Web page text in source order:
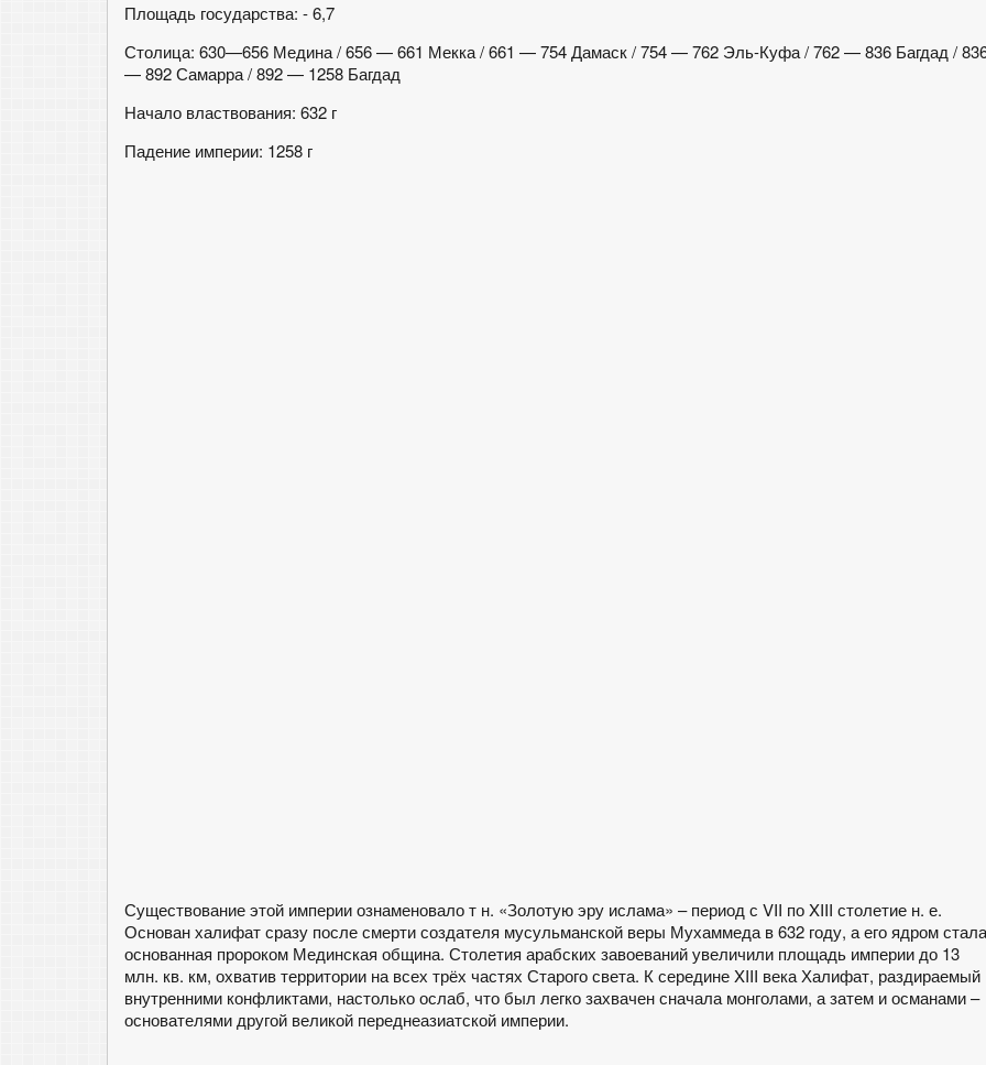
Площадь государства: - 6,7
Столица: 630—656 Медина / 656 — 661 Мекка / 661 — 754 Дамаск / 754 — 762 Эль-Куфа / 762 — 836 Багдад /
— 892 Самарра / 892 — 1258 Багдад
Начало властвования: 632 г
Падение империи: 1258 г
Существование этой империи ознаменовало т н. «Золотую эру ислама» – период с VII по XIII столетие н. е.
Основан халифат сразу после смерти создателя мусульманской веры Мухаммеда в 632 году, а его ядром стала
основанная пророком Мединская община. Столетия арабских завоеваний увеличили площадь империи до 13
млн. кв. км, охватив территории на всех трёх частях Старого света. К середине XIII века Халифат, раздираемый
внутренними конфликтами, настолько ослаб, что был легко захвачен сначала монголами, а затем и османами –
основателями другой великой переднеазиатской империи.